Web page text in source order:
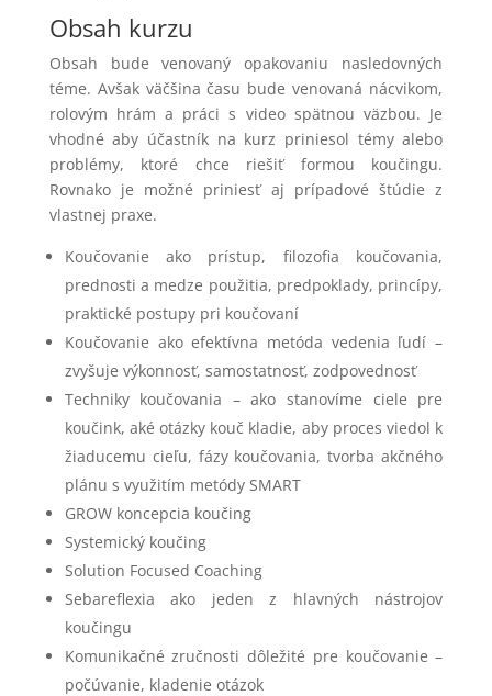
Obsah kurzu
Obsah bude venovaný opakovaniu nasledovných
téme. Avšak väčšina času bude venovaná nácvikom,
rolovým hrám a práci s video spätnou väzbou. Je
vhodné aby účastník na kurz priniesol témy alebo
problémy, ktoré chce riešiť formou koučingu.
Rovnako je možné priniesť aj prípadové štúdie z
vlastnej praxe.
Koučovanie ako prístup, filozofia koučovania,
prednosti a medze použitia, predpoklady, princípy,
praktické postupy pri koučovaní
Koučovanie ako efektívna metóda vedenia ľudí –
zvyšuje výkonnosť, samostatnosť, zodpovednosť
Techniky koučovania – ako stanovíme ciele pre
koučink, aké otázky kouč kladie, aby proces viedol k
žiaducemu cieľu, fázy koučovania, tvorba akčného
plánu s využitím metódy SMART
GROW koncepcia koučing
Systemický koučing
Solution Focused Coaching
Sebareflexia ako jeden z hlavných nástrojov
koučingu
Komunikačné zručnosti dôležité pre koučovanie –
počúvanie, kladenie otázok